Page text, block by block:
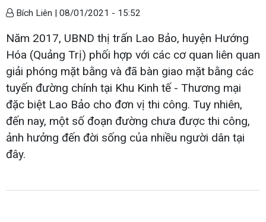
Bích Liên | 08/01/2021 - 15:52
Năm 2017, UBND thị trấn Lao Bảo, huyện Hướng
Hóa (Quảng Trị) phối hợp với các cơ quan liên quan
giải phóng mặt bằng và đã bàn giao mặt bằng các
tuyến đường chính tại Khu Kinh tế - Thương mại
đặc biệt Lao Bảo cho đơn vị thi công. Tuy nhiên,
đến nay, một số đoạn đường chưa được thi công,
ảnh hưởng đến đời sống của nhiều người dân tại
đây.